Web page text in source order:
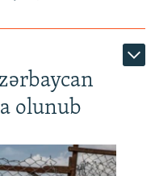
olunub